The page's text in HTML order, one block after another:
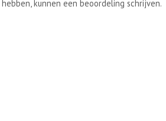
kunnen een beoordeling schrijven.